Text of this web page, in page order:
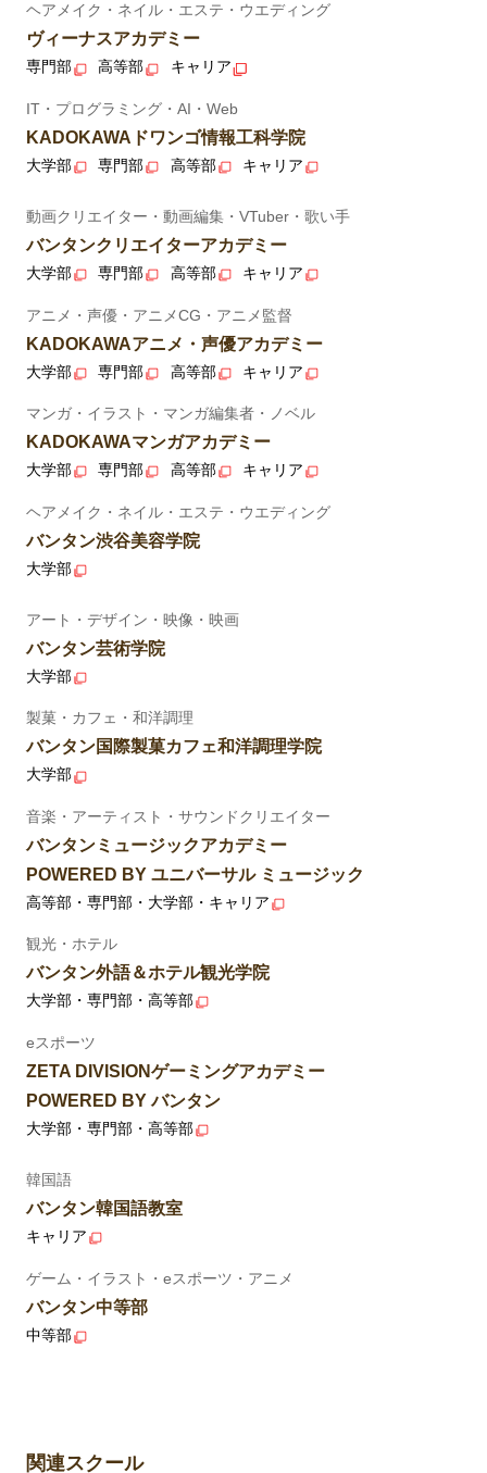
ヘアメイク・ネイル・エステ・ウエディング
ヴィーナスアカデミー
専門部 高等部 キャリア
IT・プログラミング・AI・Web
KADOKAWAドワンゴ情報工科学院
大学部 専門部 高等部 キャリア
動画クリエイター・動画編集・VTuber・歌い手
バンタンクリエイターアカデミー
大学部 専門部 高等部 キャリア
アニメ・声優・アニメCG・アニメ監督
KADOKAWAアニメ・声優アカデミー
大学部 専門部 高等部 キャリア
マンガ・イラスト・マンガ編集者・ノベル
KADOKAWAマンガアカデミー
大学部 専門部 高等部 キャリア
ヘアメイク・ネイル・エステ・ウエディング
バンタン渋谷美容学院
大学部
アート・デザイン・映像・映画
バンタン芸術学院
大学部
製菓・カフェ・和洋調理
バンタン国際製菓カフェ和洋調理学院
大学部
音楽・アーティスト・サウンドクリエイター
バンタンミュージックアカデミー
POWERED BY ユニバーサル ミュージック
高等部・専門部・大学部・キャリア
観光・ホテル
バンタン外語＆ホテル観光学院
大学部・専門部・高等部
eスポーツ
ZETA DIVISIONゲーミングアカデミー
POWERED BY バンタン
大学部・専門部・高等部
韓国語
バンタン韓国語教室
キャリア
ゲーム・イラスト・eスポーツ・アニメ
バンタン中等部
中等部
関連スクール